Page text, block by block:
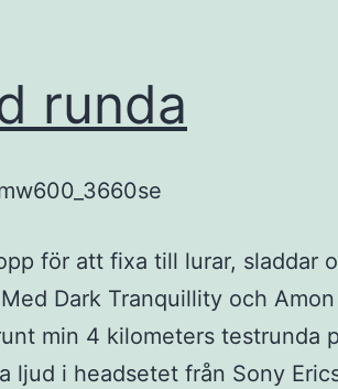
runda
för att fixa till lurar, sladdar
Dark Tranquillity och
min 4 kilometers testrunda
ljud i headsetet från Sony